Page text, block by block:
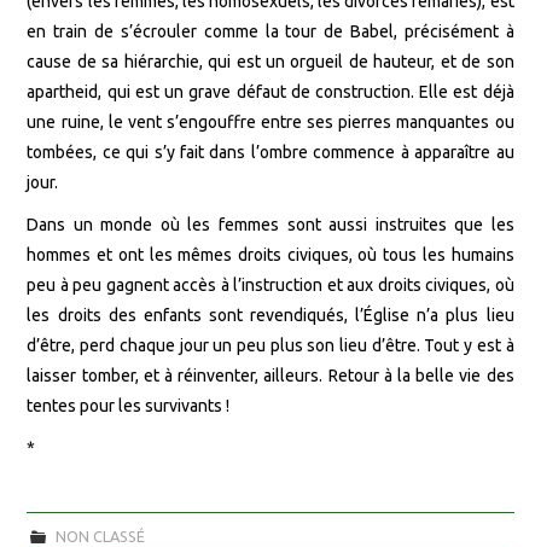
en train de s’écrouler comme la tour de Babel, précisément à
cause de sa hiérarchie, qui est un orgueil de hauteur, et de son
apartheid, qui est un grave défaut de construction. Elle est déjà
une ruine, le vent s’engouffre entre ses pierres manquantes ou
tombées, ce qui s’y fait dans l’ombre commence à apparaître au
jour.
Dans un monde où les femmes sont aussi instruites que les
hommes et ont les mêmes droits civiques, où tous les humains
peu à peu gagnent accès à l’instruction et aux droits civiques, où
les droits des enfants sont revendiqués, l’Église n’a plus lieu
d’être, perd chaque jour un peu plus son lieu d’être. Tout y est à
laisser tomber, et à réinventer, ailleurs. Retour à la belle vie des
tentes pour les survivants !
*
NON CLASSÉ